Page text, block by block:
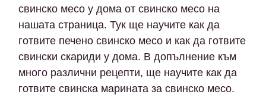
свинско месо у дома от свинско месо на
нашата страница. Тук ще научите как да
готвите печено свинско месо и как да готвите
свински скариди у дома. В допълнение към
много различни рецепти, ще научите как да
готвите свинска марината за свинско месо.